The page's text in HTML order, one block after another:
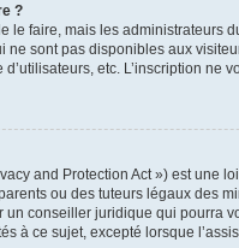
?
le faire, mais les
sont pas disponibles aux
etc. L’inscription ne
and Protection Act ») est une
ou des tuteurs légaux des
conseiller juridique qui pourra
à ce sujet, excepté lorsque